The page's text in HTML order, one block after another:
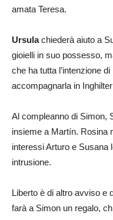
amata Teresa.
Ursulachiederà aiuto a
gioielli in suo possesso,
che ha tutta l’intenzione
accompagnarla in
Al compleanno di Simon,
insieme a Martín. Rosina
interessi Arturo e Susana
intrusione.
Liberto è di altro avviso e
farà a Simon un regalo,